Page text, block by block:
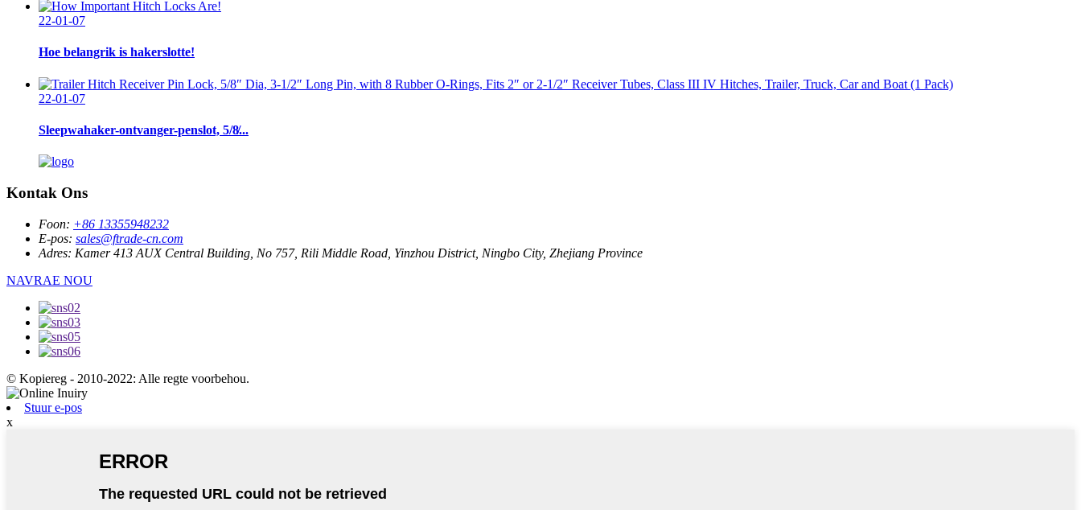
22-01-07
Hoe belangrik is hakerslotte!
22-01-07
Sleepwahaker-ontvanger-penslot, 5/8̸...
Kontak Ons
Foon: +86 13355948232
E-pos: sales@ftrade-cn.com
Adres: Kamer 413 AUX Central Building, No 757, Rili Middle Road, Yinzhou District, Ningbo City, Zhejiang Province
NAVRAE NOU
© Kopiereg - 2010-2022: Alle regte voorbehou.
Stuur e-pos
x